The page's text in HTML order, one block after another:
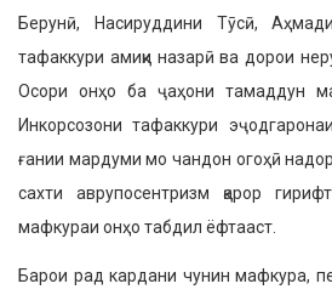
Берунӣ, Насируддини Тӯсӣ,
тафаккури амиқи назарӣ ва дорои
Осори онҳо ба ҷаҳони тамаддун
Инкорсозони тафаккури
ғании мардуми мо чандон огоҳӣ
сахти аврупосентризм қарор
мафкураи онҳо табдил ёфтааст.
Барои рад кардани чунин мафку­ра,